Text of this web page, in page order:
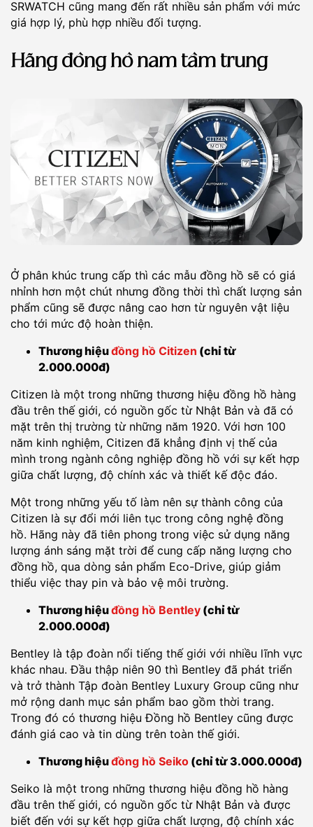
SRWATCH cũng mang đến rất nhiều sản phẩm với mức
giá hợp lý, phù hợp nhiều đối tượng.
Hãng đồng hồ nam tầm trung
Ở phân khúc trung cấp thì các mẫu đồng hồ sẽ có giá
nhỉnh hơn một chút nhưng đồng thời thì chất lượng sản
phẩm cũng sẽ được nâng cao hơn từ nguyên vật liệu
cho tới mức độ hoàn thiện.
Thương hiệuđồng hồ Citizen (chỉ từ
2.000.000đ)
Citizen là một trong những thương hiệu đồng hồ hàng
đầu trên thế giới, có nguồn gốc từ Nhật Bản và đã có
mặt trên thị trường từ những năm 1920. Với hơn 100
năm kinh nghiệm, Citizen đã khẳng định vị thế của
mình trong ngành công nghiệp đồng hồ với sự kết hợp
giữa chất lượng, độ chính xác và thiết kế độc đáo.
Một trong những yếu tố làm nên sự thành công của
Citizen là sự đổi mới liên tục trong công nghệ đồng
hồ. Hãng này đã tiên phong trong việc sử dụng năng
lượng ánh sáng mặt trời để cung cấp năng lượng cho
đồng hồ, qua dòng sản phẩm Eco-Drive, giúp giảm
thiểu việc thay pin và bảo vệ môi trường.
Thương hiệuđồng hồ Bentley (chỉ từ
2.000.000đ)
Bentley là tập đoàn nổi tiếng thế giới với nhiều lĩnh vực
khác nhau. Đầu thập niên 90 thì Bentley đã phát triển
và trở thành Tập đoàn Bentley Luxury Group cũng như
mở rộng danh mục sản phẩm bao gồm thời trang.
Trong đó có thương hiệu Đồng hồ Bentley cũng được
đánh giá cao và tin dùng trên toàn thế giới.
Thương hiệuđồng hồ Seiko (chỉ từ 3.000.000đ)
Seiko là một trong những thương hiệu đồng hồ hàng
đầu trên thế giới, có nguồn gốc từ Nhật Bản và được
biết đến với sự kết hợp giữa chất lượng, độ chính xác